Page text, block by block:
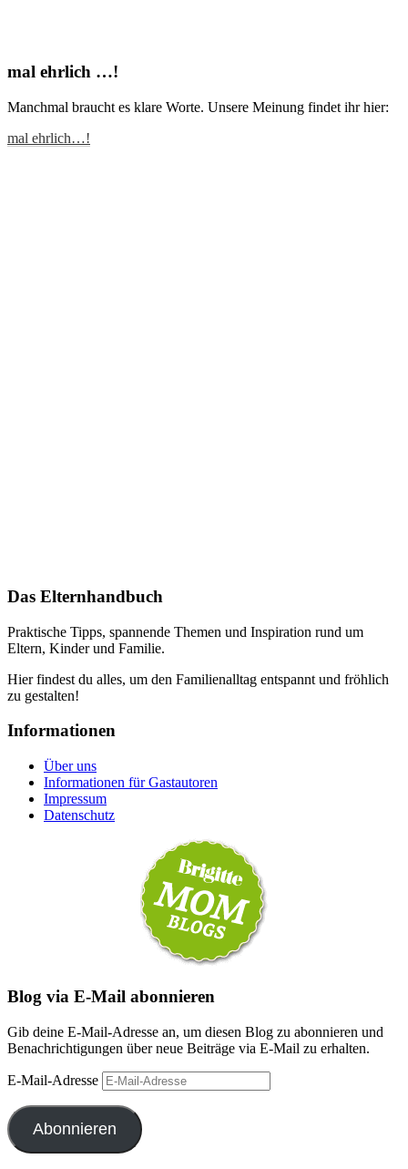
mal ehrlich …!
Manchmal braucht es klare Worte. Unsere Meinung findet ihr hier:
mal ehrlich…!
Das Elternhandbuch
Praktische Tipps, spannende Themen und Inspiration rund um
Eltern, Kinder und Familie.
Hier findest du alles, um den Familienalltag entspannt und fröhlich
zu gestalten!
Informationen
Über uns
Informationen für Gastautoren
Impressum
Datenschutz
Blog via E-Mail abonnieren
Gib deine E-Mail-Adresse an, um diesen Blog zu abonnieren und
Benachrichtigungen über neue Beiträge via E-Mail zu erhalten.
E-Mail-Adresse
Abonnieren